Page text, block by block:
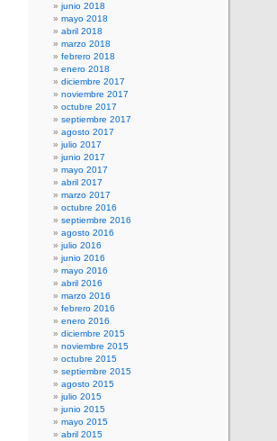
junio 2018
mayo 2018
abril 2018
marzo 2018
febrero 2018
enero 2018
diciembre 2017
noviembre 2017
octubre 2017
septiembre 2017
agosto 2017
julio 2017
junio 2017
mayo 2017
abril 2017
marzo 2017
octubre 2016
septiembre 2016
agosto 2016
julio 2016
junio 2016
mayo 2016
abril 2016
marzo 2016
febrero 2016
enero 2016
diciembre 2015
noviembre 2015
octubre 2015
septiembre 2015
agosto 2015
julio 2015
junio 2015
mayo 2015
abril 2015